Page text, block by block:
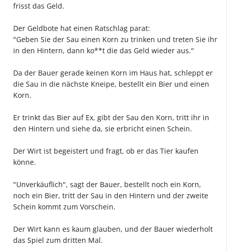
frisst das Geld.
Der Geldbote hat einen Ratschlag parat:
"Geben Sie der Sau einen Korn zu trinken und treten Sie ihr
in den Hintern, dann ko**t die das Geld wieder aus."
Da der Bauer gerade keinen Korn im Haus hat, schleppt er
die Sau in die nächste Kneipe, bestellt ein Bier und einen
Korn.
Er trinkt das Bier auf Ex, gibt der Sau den Korn, tritt ihr in
den Hintern und siehe da, sie erbricht einen Schein.
Der Wirt ist begeistert und fragt, ob er das Tier kaufen
könne.
"Unverkäuflich", sagt der Bauer, bestellt noch ein Korn,
noch ein Bier, tritt der Sau in den Hintern und der zweite
Schein kommt zum Vorschein.
Der Wirt kann es kaum glauben, und der Bauer wiederholt
das Spiel zum dritten Mal.